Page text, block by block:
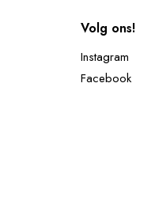
Volg ons!
Instagram
Facebook